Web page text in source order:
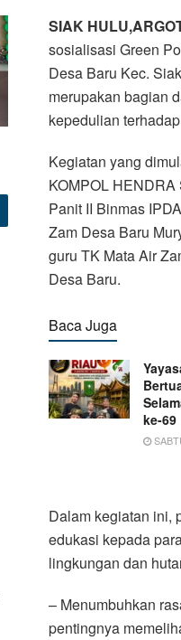
SIAK
sosialisasi Green
Desa Baru Kec.
merupakan bagian
kepedulian
Kegiatan yang
KOMPOL
Panit II Binmas
Zam Desa Baru
guru TK Mata Air
Desa Baru.
Baca Juga
ke-69
Dalam kegiatan ini,
edukasi kepada
lingkungan dan
– Menumbuhkan
pentingnya